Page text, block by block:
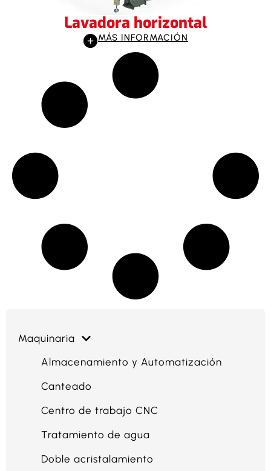
Maquinaria
Almacenamiento y Automatización
Canteado
Centro de trabajo CNC
Tratamiento de agua
Doble acristalamiento
Lavadora horizontal
MÁS INFORMACIÓN